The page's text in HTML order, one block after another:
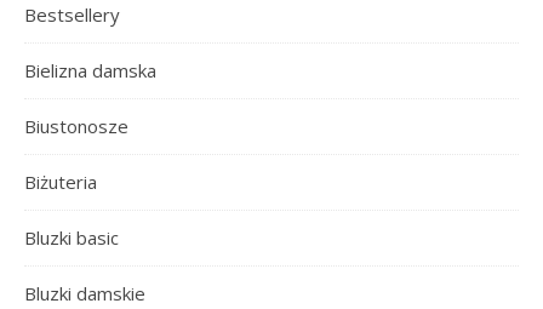
Bestsellery
Bielizna damska
Biustonosze
Biżuteria
Bluzki basic
Bluzki damskie